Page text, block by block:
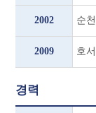
2002 순
2009 호
경력